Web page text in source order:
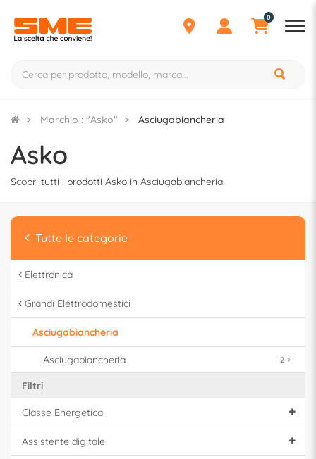
0
Marchio : "Asko" Asciugabiancheria
Asko
Scopri tutti i prodotti Asko in Asciugabiancheria.
Tutte le categorie
Elettronica
Grandi Elettrodomestici
Asciugabiancheria
2
Asciugabiancheria
Filtri
Classe Energetica
Assistente digitale